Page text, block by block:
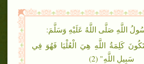
اللَّهِ صَلَّى اللَّهُ عَلَيْهِ وَسَلَّمَ:
كَلِمَةُ اللَّهِ هِيَ الْعُلْيَا فَهُوَ فِي
سَبِيلِ اللَّهِ" (2)